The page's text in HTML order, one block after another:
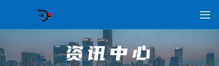

首页
GEO常见问题
GEO优化
海外GEO
网络营销
企业培训
软件开发
政策申报
资讯中心
关于我们